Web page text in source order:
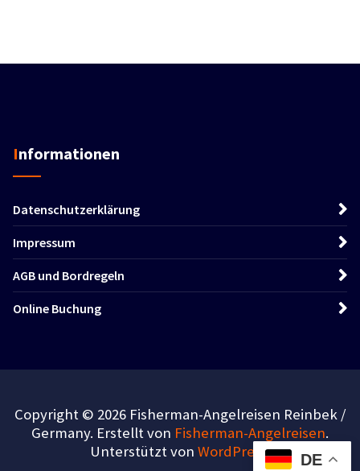
Informationen
Datenschutzerklärung
Impressum
AGB und Bordregeln
Online Buchung
Copyright © 2026 Fisherman-Angelreisen Reinbek /
Germany. Erstellt von Fisherman-Angelreisen.
Unterstützt von WordPress. DE